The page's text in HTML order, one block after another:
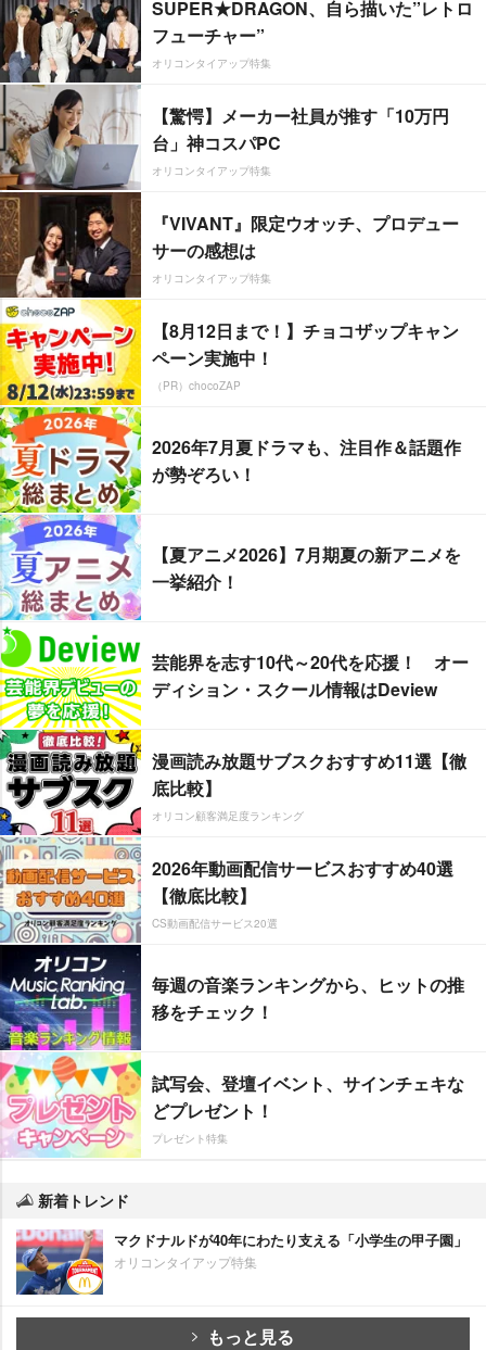
SUPER★DRAGON、自ら描いた”レトロ
フューチャー”
オリコンタイアップ特集
【驚愕】メーカー社員が推す「10万円
台」神コスパPC
オリコンタイアップ特集
『VIVANT』限定ウオッチ、プロデュー
サーの感想は
オリコンタイアップ特集
【8月12日まで！】チョコザップキャン
ペーン実施中！
（PR）chocoZAP
2026年7月夏ドラマも、注目作＆話題作
が勢ぞろい！
【夏アニメ2026】7月期夏の新アニメを
一挙紹介！
芸能界を志す10代～20代を応援！ オー
ディション・スクール情報はDeview
漫画読み放題サブスクおすすめ11選【徹
底比較】
オリコン顧客満足度ランキング
2026年動画配信サービスおすすめ40選
【徹底比較】
CS動画配信サービス20選
毎週の音楽ランキングから、ヒットの推
移をチェック！
試写会、登壇イベント、サインチェキな
どプレゼント！
プレゼント特集
新着トレンド
マクドナルドが40年にわたり支える「小学生の甲子園」
オリコンタイアップ特集
もっと見る